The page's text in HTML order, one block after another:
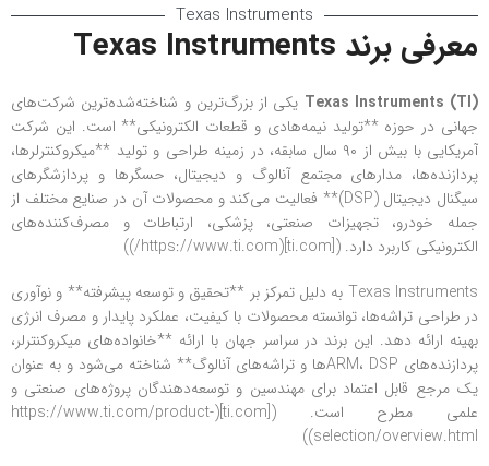
Texas Instruments
معرفی برند Texas Instruments
Texas Instruments (TI) یکی از بزرگ‌ترین و شناخته‌شده‌ترین شرکت‌های
جهانی در حوزه **تولید نیمه‌هادی و قطعات الکترونیکی** است. این شرکت
آمریکایی با بیش از ۹۰ سال سابقه، در زمینه طراحی و تولید **میكروكنترلرها،
پردازنده‌ها، مدارهای مجتمع آنالوگ و دیجیتال، حسگرها و پردازشگرهای
سیگنال دیجیتال (DSP)** فعالیت می‌کند و محصولات آن در صنایع مختلف از
جمله خودرو، تجهیزات صنعتی، پزشکی، ارتباطات و مصرف‌کننده‌های
الکترونیکی کاربرد دارد. ([ti.com](https://www.ti.com/))
Texas Instruments به دلیل تمرکز بر **تحقیق و توسعه پیشرفته** و نوآوری
در طراحی تراشه‌ها، توانسته محصولات با کیفیت، عملکرد پایدار و مصرف انرژی
بهینه ارائه دهد. این برند در سراسر جهان با ارائه **خانواده‌های میکروکنترلر،
پردازنده‌های ARM، DSPها و تراشه‌های آنالوگ** شناخته می‌شود و به عنوان
یک مرجع قابل اعتماد برای مهندسین و توسعه‌دهندگان پروژه‌های صنعتی و
علمی مطرح است. ([ti.com](https://www.ti.com/product-
selection/overview.html))